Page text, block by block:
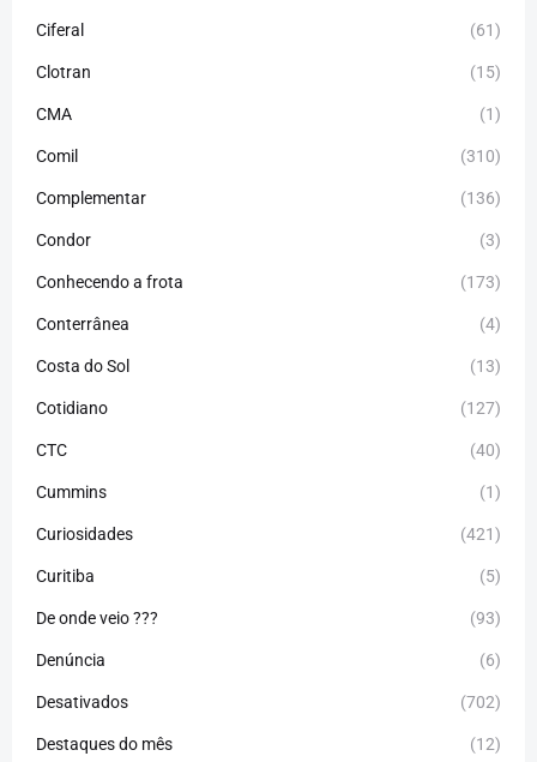
Ciferal (61)
Clotran (15)
CMA (1)
Comil (310)
Complementar (136)
Condor (3)
Conhecendo a frota (173)
Conterrânea (4)
Costa do Sol (13)
Cotidiano (127)
CTC (40)
Cummins (1)
Curiosidades (421)
Curitiba (5)
De onde veio ??? (93)
Denúncia (6)
Desativados (702)
Destaques do mês (12)